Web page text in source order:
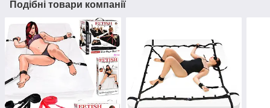
Подібні товари компанії